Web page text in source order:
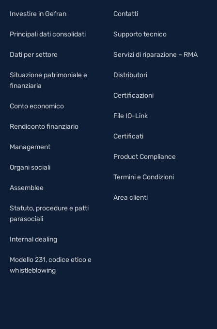
Investire in Gefran
Principali dati consolidati
Dati per settore
Situazione patrimoniale e
finanziaria
Conto economico
Rendiconto finanziario
Management
Organi sociali
Assemblee
Statuto, procedure e patti
parasociali
Internal dealing
Modello 231, codice etico e
whistleblowing
Contatti
Supporto tecnico
Servizi di riparazione – RMA
Distributori
Certificazioni
File IO-Link
Certificati
Product Compliance
Termini e Condizioni
Area clienti